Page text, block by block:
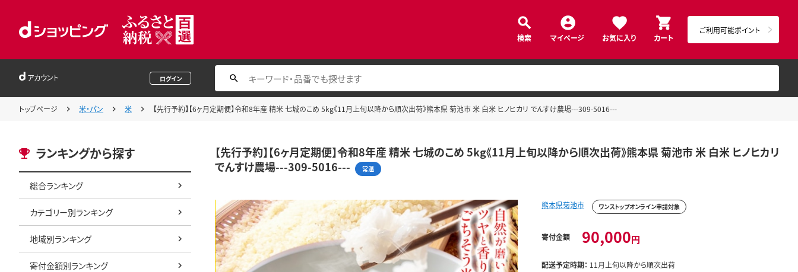
検索 マイページ お気に入り カート
ご利用可能ポイント
アカウント ログイン
トップページ 米・パン 米 【先行予約】【6ヶ月定期便】令和8年産 精米 七城のこめ 5kg《11月上旬以降から順次出荷》熊本県 菊池市 米 白米 ヒノヒカリ でんすけ農場---309-5016---
ランキングから探す
総合ランキング
カテゴリー別ランキング
地域別ランキング
寄付金額別ランキング
【先行予約】【6ヶ月定期便】令和8年産 精米 七城のこめ 5kg《11月上旬以降から順次出荷》熊本県 菊池市 米 白米 ヒノヒカリ
でんすけ農場---309-5016---
常温
熊本県菊池市 ワンストップオンライン申請対象
寄付金額 90,000円
配送予定時期： 11月上旬以降から順次出荷